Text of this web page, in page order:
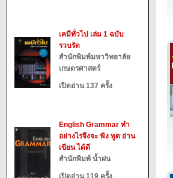
เคมีทั่วไป เล่ม 1 ฉบับ
รวบรัด
สำนักพิมพ์มหาวิทยาลัย
เกษตรศาสตร์
เปิดอ่าน 137 ครั้ง
English Grammar ทำ
อย่างไรจึงจะ ฟัง พูด อ่าน
เขียน ได้ดี
สำนักพิมพ์ น้ำฝน
เปิดอ่าน 119 ครั้ง